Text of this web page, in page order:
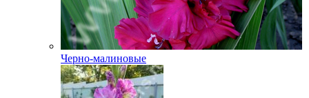
Черно-малиновые